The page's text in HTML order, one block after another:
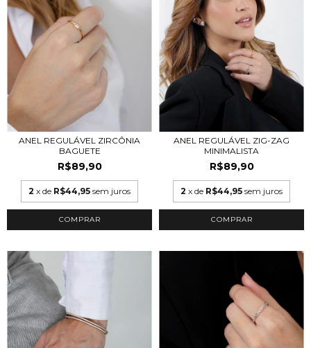
ANEL REGULÁVEL ZIRCÔNIA
BAGUETE
R$89,90
2 x de R$44,95 sem juros
COMPRAR
ANEL REGULÁVEL ZIG-ZAG
MINIMALISTA
R$89,90
2 x de R$44,95 sem juros
COMPRAR